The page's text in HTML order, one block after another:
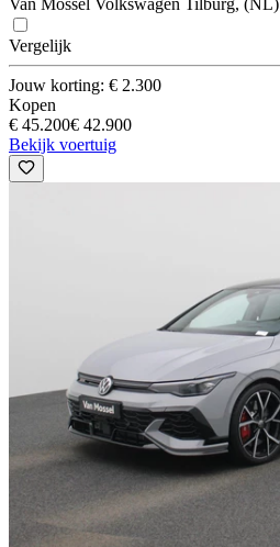
Van Mossel Volkswagen Tilburg, (NL)
Vergelijk
Jouw korting: € 2.300
Kopen
€ 45.200€ 42.900
Bekijk voertuig